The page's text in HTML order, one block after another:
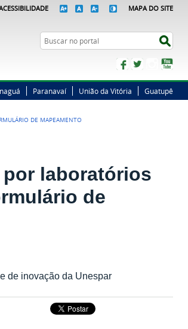
MAPA DO SITE
Busca
FacebookTwitterInstagram
Paranavaí União da Vitória Guatupê
DE MAPEAMENTO
laboratórios
de
de inovação da Unespar